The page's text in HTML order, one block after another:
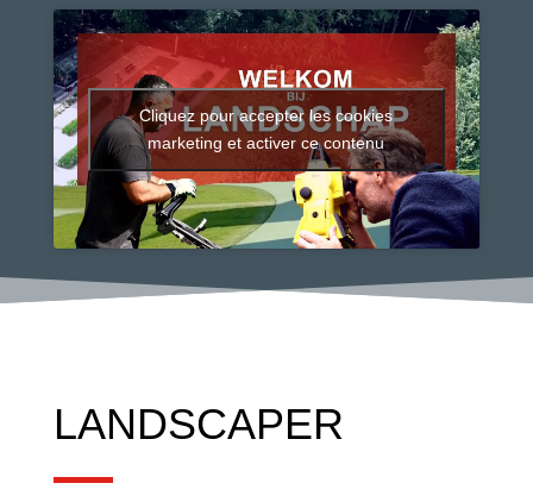
Cliquez pour accepter les cookies
marketing et activer ce contenu
LANDSCAPER